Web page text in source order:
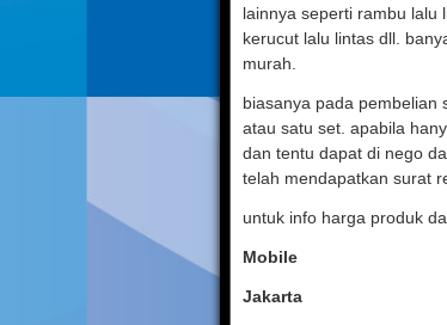
lainnya seperti rambu lalu
kerucut lalu lintas dll.
murah.
biasanya pada pembelian
atau satu set. apabila
dan tentu dapat di nego
telah mendapatkan surat
untuk info harga produk
Mobile
Jakarta